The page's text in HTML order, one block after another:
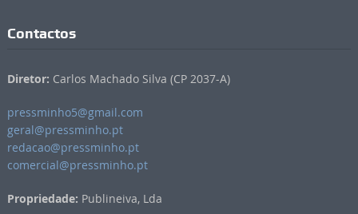
Contactos
Diretor: Carlos Machado Silva (CP 2037-A)
pressminho5@gmail.com
geral@pressminho.pt
redacao@pressminho.pt
comercial@pressminho.pt
Propriedade: Publineiva, Lda